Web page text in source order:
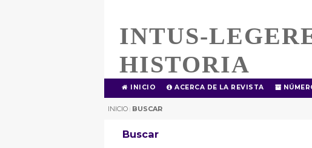
INTUS-
HISTORIA
INICIO ACERCA DE LA REVISTA
INICIO | BUSCAR
Buscar